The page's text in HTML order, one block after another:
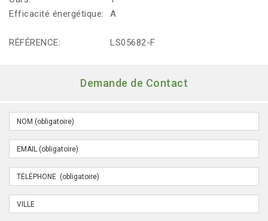
Efficacité énergétique:
A
RÉFÉRENCE: LS05682-F
Demande de Contact